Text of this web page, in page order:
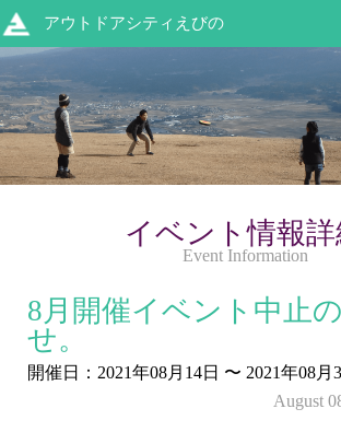
アウトドアシティえびの
イベント情報詳
Event Information
8月開催イベント中止
せ。
開催日：2021年08月14日 〜 2021年08月
August